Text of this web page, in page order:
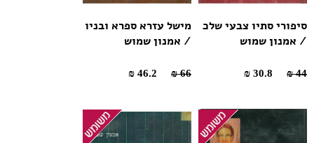
סיפורי סתיו צבעי שלכ
/ אמנון שמוש
44 ₪
מישל עזרא ספרא ובניו
/ אמנון שמוש
66 ₪